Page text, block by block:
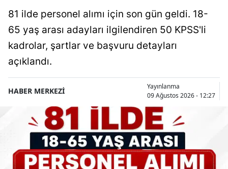
81 ilde personel alımı için son gün geldi. 18-
65 yaş arası adayları ilgilendiren 50 KPSS'li
kadrolar, şartlar ve başvuru detayları
açıklandı.
HABER MERKEZİ
Yayınlanma
09 Ağustos 2026 - 12:27